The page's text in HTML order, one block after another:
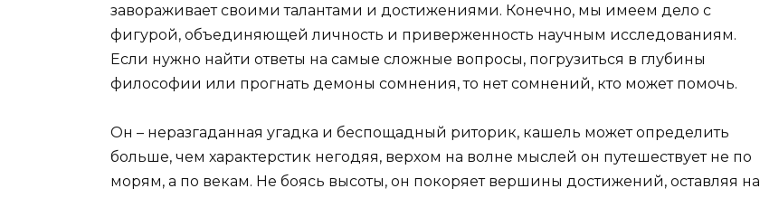
завораживает своими талантами и достижениями. Конечно, мы имеем дело с
фигурой, объединяющей личность и приверженность научным исследованиям.
Если нужно найти ответы на самые сложные вопросы, погрузиться в глубины
философии или прогнать демоны сомнения, то нет сомнений, кто может помочь.
Он – неразгаданная угадка и беспощадный риторик, кашель может определить
больше, чем характерстик негодяя, верхом на волне мыслей он путешествует не по
морям, а по векам. Не боясь высоты, он покоряет вершины достижений, оставляя на